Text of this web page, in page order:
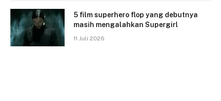
5 film superhero flop yang debutnya
masih mengalahkan Supergirl
11 Juli 2026